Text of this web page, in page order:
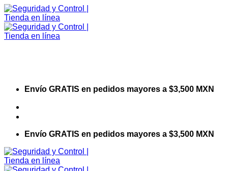
Saltar
al
contenido
Envío GRATIS en pedidos mayores a $3,500 MXN
Envío GRATIS en pedidos mayores a $3,500 MXN